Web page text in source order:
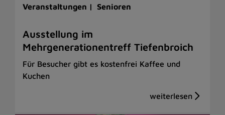
Veranstaltungen | Senioren
Ausstellung im
Mehrgenerationentreff Tiefenbroich
Für Besucher gibt es kostenfrei Kaffee und
Kuchen